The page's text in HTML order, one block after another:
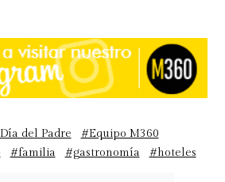
del Padre
#Equipo M360
#familia #gastronomía #hoteles